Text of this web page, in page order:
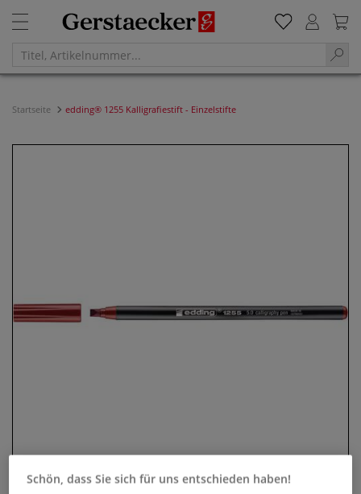
Startseite edding® 1255 Kalligrafiestift - Einzelstifte
Schön, dass Sie sich für uns entschieden haben!